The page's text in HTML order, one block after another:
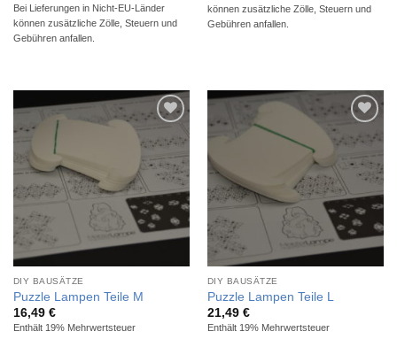
Bei Lieferungen in Nicht-EU-Länder
können zusätzliche Zölle, Steuern und
Gebühren anfallen.
können zusätzliche Zölle, Steuern und
Gebühren anfallen.
Auf die
Wunschliste
DIY BAUSÄTZE
Puzzle Lampen Teile M
16,49 €
Enthält 19% Mehrwertsteuer
Auf die
Wunschliste
DIY BAUSÄTZE
Puzzle Lampen Teile L
21,49 €
Enthält 19% Mehrwertsteuer